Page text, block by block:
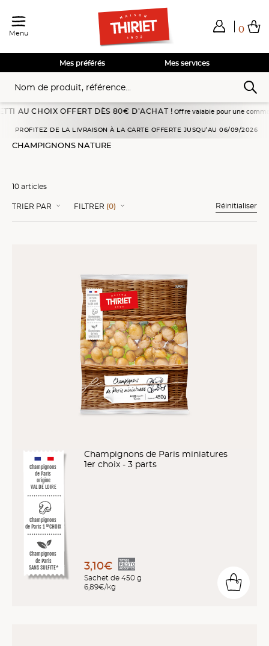
Menu 0
Total de mes achats
Voir mon panier
Voir mon panier
Voir mon panier
Voir mon panier
Mes services
Mes préférés
OFFERT DÈS 80€ D’ACHAT !Offre valable pour une commande
PROFITEZ DE LA LIVRAISON À LA CARTE OFFERTE JUSQU’AU 06/09/2026
CHAMPIGNONS NATURE
10 articles
TRIER PAR FILTRER (0) Réinitialiser
Champignons
de Paris 1
ERCHOIX
Champignons
de Paris
SANS SULFITE*
Champignons
de Paris
origine
VAL DE LOIRE
Champignons de Paris miniatures
1er choix - 3 parts
3,10€
Sachet de 450 g
6,89€/kg